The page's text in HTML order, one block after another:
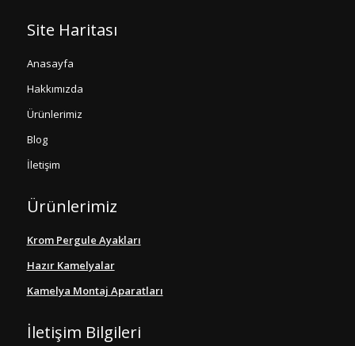
Site Haritası
Anasayfa
Hakkımızda
Ürünlerimiz
Blog
İletişim
Ürünlerimiz
Krom Pergule Ayakları
Hazır Kamelyalar
Kamelya Montaj Aparatları
İletişim Bilgileri